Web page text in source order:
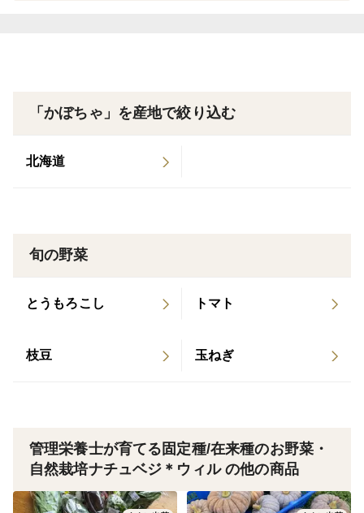
「かぼちゃ」を産地で絞り込む
北海道
旬の野菜
とうもろこし トマト
枝豆 玉ねぎ
管理栄養士が育てる固定種/在来種のお野菜・
自然栽培ナチュベジ＊ウィル の他の商品